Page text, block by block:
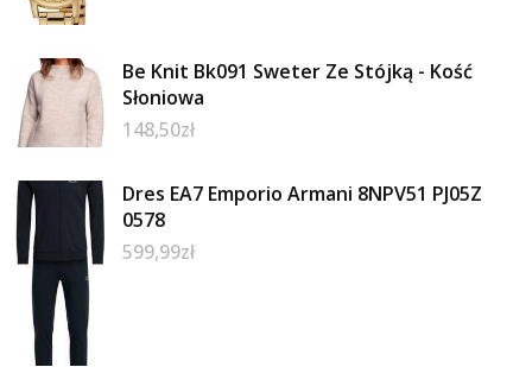
Be Knit Bk091 Sweter Ze Stójką - Kość
Słoniowa
148,50zł
Dres EA7 Emporio Armani 8NPV51 PJ05Z
0578
599,99zł